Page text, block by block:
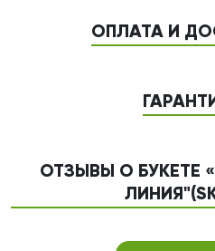
ОПЛАТА И
ОТЗЫВЫ О БУКЕТЕ